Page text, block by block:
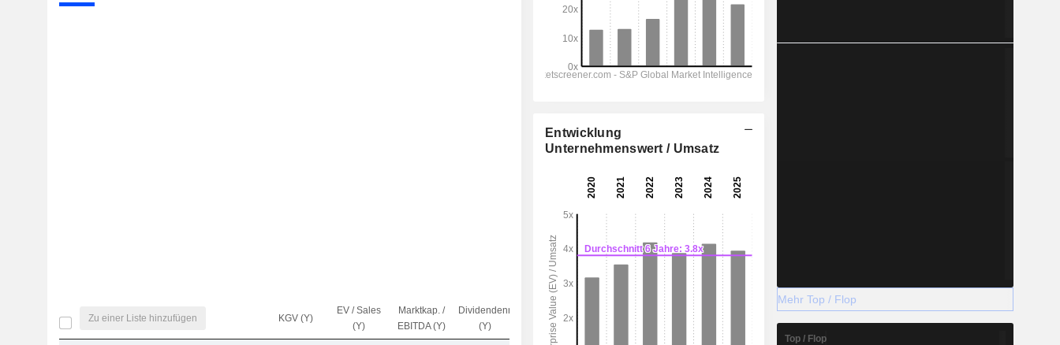
Zu einer Liste hinzufügen KGV (Y)
EV / Sales
(Y)
Marktkap. /
EBITDA (Y)
Dividendenrendite
(Y)
Kap.($)
Entwicklung
Unternehmenswert / Umsatz
Mehr Top / Flop
Top / Flop